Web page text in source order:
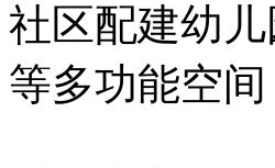
社区配建幼
等多功能空